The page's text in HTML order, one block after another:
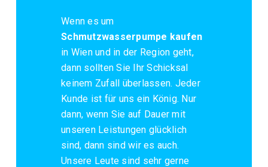
Wenn es um
Schmutzwasserpumpe kaufen
in Wien und in der Region geht,
dann sollten Sie Ihr Schicksal
keinem Zufall überlassen. Jeder
Kunde ist für uns ein König. Nur
dann, wenn Sie auf Dauer mit
unseren Leistungen glücklich
sind, dann sind wir es auch.
Unsere Leute sind sehr gerne